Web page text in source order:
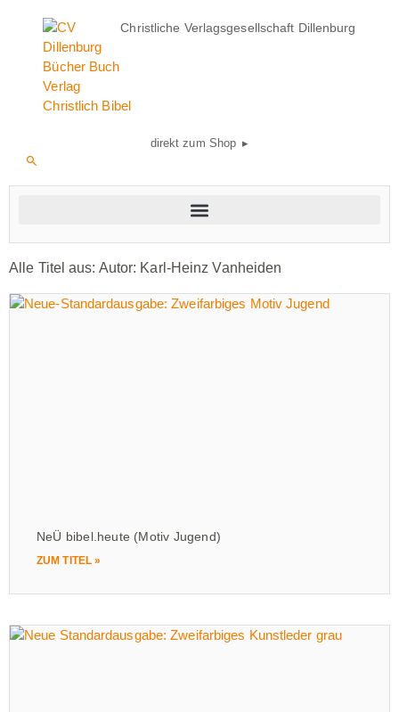
Christliche Verlagsgesellschaft Dillenburg
direkt zum Shop ▸
Alle Titel aus: Autor: Karl-Heinz Vanheiden
NeÜ bibel.heute (Motiv Jugend)
ZUM TITEL »